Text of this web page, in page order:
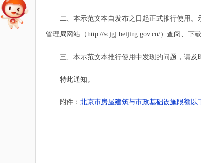
二、本示范文本自发布之日起正式推行使用。示
管理局网站（http://scjgj.beijing.gov.cn/）查阅、下载
三、本示范文本推行使用中发现的问题，请及
特此通知。
附件： 北京市房屋建筑与市政基础设施限额